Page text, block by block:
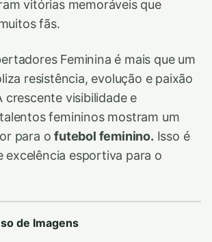
vitórias memoráveis que
fãs.
Feminina é mais que um
resistência, evolução e paixão
crescente visibilidade e
femininos mostram um
para ofutebol feminino. Isso é
excelência esportiva para o
de Imagens